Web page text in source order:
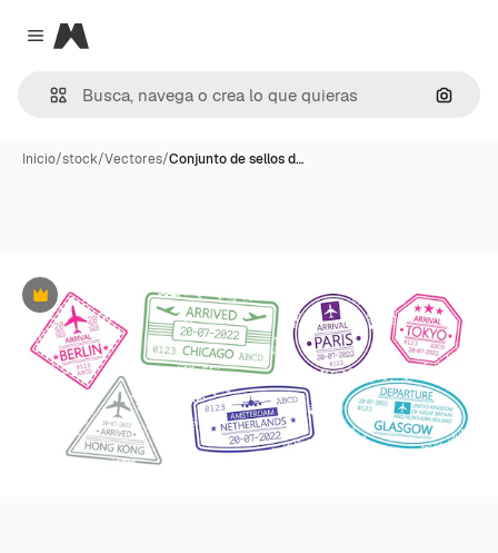
Close menu
Magnific
Inicio/stock/Vectores/Conjunto de sellos d…
Premium